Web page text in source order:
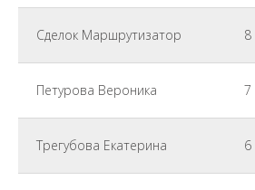
Сделок Маршрутизатор 8
Петурова Вероника 7
Трегубова Екатерина 6